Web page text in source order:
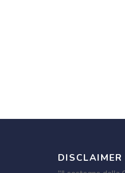
DISCLAIMER